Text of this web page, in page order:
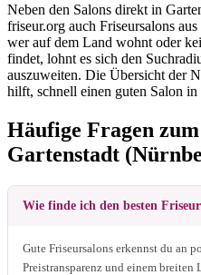
Neben den Salons direkt in
friseur.org auch Friseursalons
wer auf dem Land wohnt oder
findet, lohnt es sich den
auszuweiten. Die Übersicht der
hilft, schnell einen guten Salon
Häufige Fragen
Gartenstadt
Wie finde ich den besten
Gute Friseursalons erkennst du an
Preistransparenz und einem